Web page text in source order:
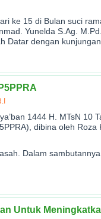
ke 15 di Bulan suci
Yunelda S.Ag.
Datar dengan
1444 H. MTsN
dibina oleh
Dalam
Untuk